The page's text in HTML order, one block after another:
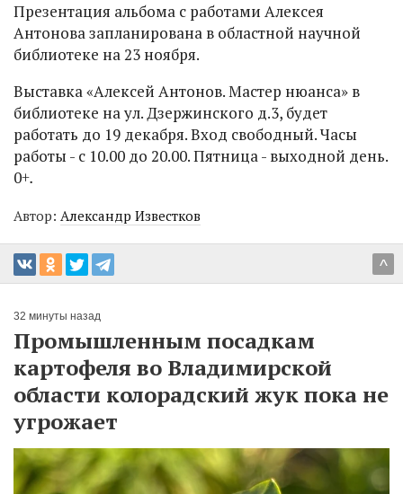
Презентация альбома с работами Алексея
Антонова запланирована в областной научной
библиотеке на 23 ноября.
Выставка «Алексей Антонов. Мастер нюанса» в
библиотеке на ул. Дзержинского д.3, будет
работать до 19 декабря. Вход свободный. Часы
работы - с 10.00 до 20.00. Пятница - выходной день.
0+.
Автор: Александр Известков
^
32 минуты назад
Промышленным посадкам
картофеля во Владимирской
области колорадский жук пока не
угрожает